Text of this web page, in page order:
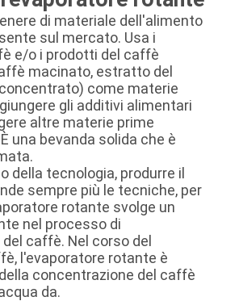
di materiale dell'alimento
sul mercato. Usa i
e/o i prodotti del caffè
macinato, estratto del
come materie
gli additivi alimentari
altre materie prime
una bevanda solida che è
della tecnologia, produrre il
sempre più le tecniche, per
rotante svolge un
nel processo di
caffè. Nel corso del
l'evaporatore rotante è
concentrazione del caffè
da.